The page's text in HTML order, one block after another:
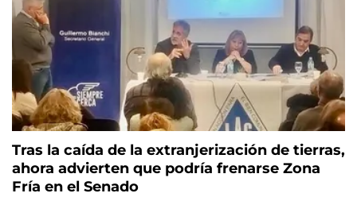
Tras la caída de la extranjerización de tierras,
ahora advierten que podría frenarse Zona
Fría en el Senado